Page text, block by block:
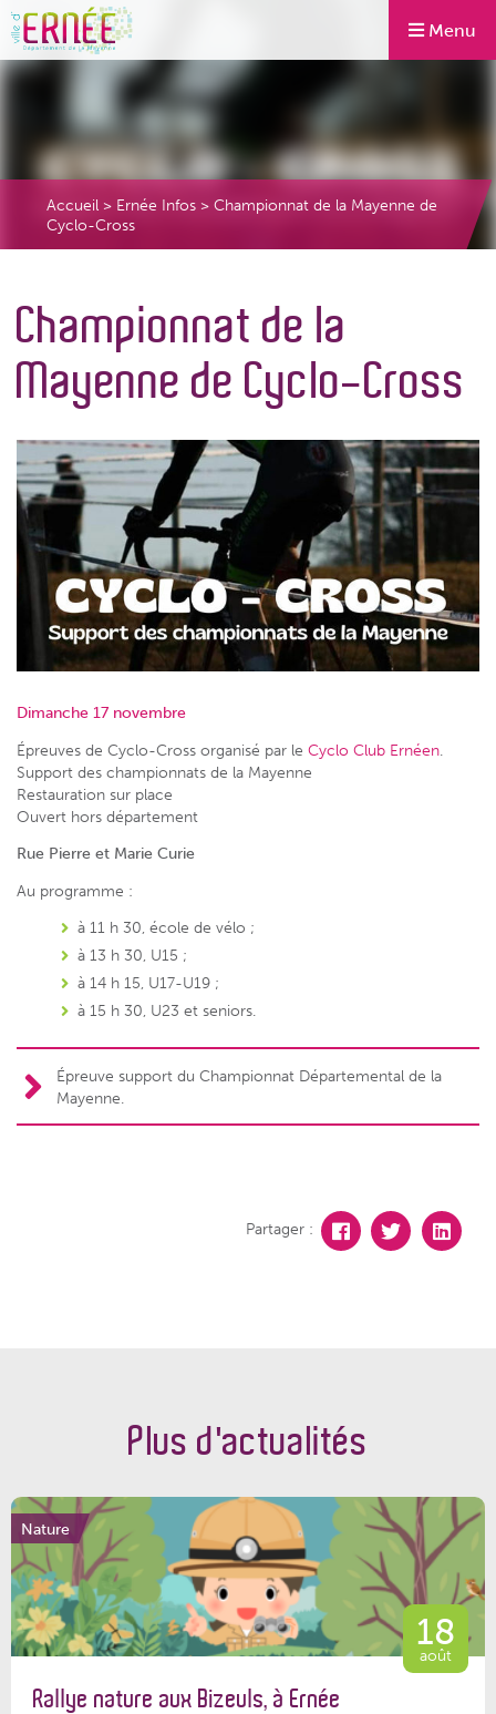
Menu
Accueil > Ernée Infos > Championnat de la Mayenne de
Cyclo-Cross
Championnat de la
Mayenne de Cyclo-Cross
Dimanche 17 novembre
Épreuves de Cyclo-Cross organisé par le Cyclo Club Ernéen
Support des championnats de la Mayenne
Restauration sur place
Ouvert hors département
Rue Pierre et Marie Curie
Au programme :
à 11 h 30, école de vélo ;
à 13 h 30, U15 ;
à 14 h 15, U17-U19 ;
à 15 h 30, U23 et seniors.
Épreuve support du Championnat Départemental de la
Mayenne.
Partager :
Plus d'actualités
Nature
18
août
Rallye nature aux Bizeuls, à Ernée